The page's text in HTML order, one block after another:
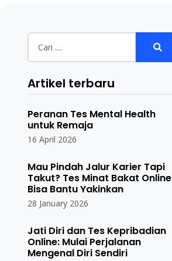
Artikel terbaru
Peranan Tes Mental Health
untuk Remaja
16 April 2026
Mau Pindah Jalur Karier Tapi
Takut? Tes Minat Bakat Online
Bisa Bantu Yakinkan
28 January 2026
Jati Diri dan Tes Kepribadian
Online: Mulai Perjalanan
Mengenal Diri Sendiri